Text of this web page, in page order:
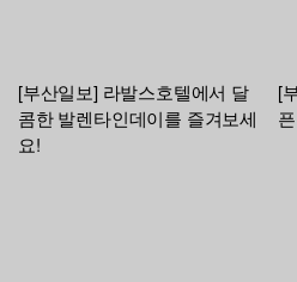
[부산일보] 라발스호텔에서 달
콤한 발렌타인데이를 즐겨보세
요!
[